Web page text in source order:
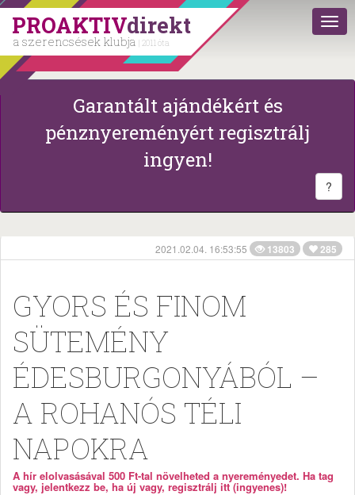
PROAKTIVdirekt
a szerencsések klubja | 2011 óta
Garantált ajándékért és
pénznyereményért regisztrálj
ingyen!
?
2021.02.04. 16:53:55 13803 285
GYORS ÉS FINOM
SÜTEMÉNY
ÉDESBURGONYÁBÓL –
A ROHANÓS TÉLI
NAPOKRA
A hír elolvasásával 500 Ft-tal növelheted a nyereményedet. Ha tag
vagy, jelentkezz be, ha új vagy, regisztrálj itt (ingyenes)!